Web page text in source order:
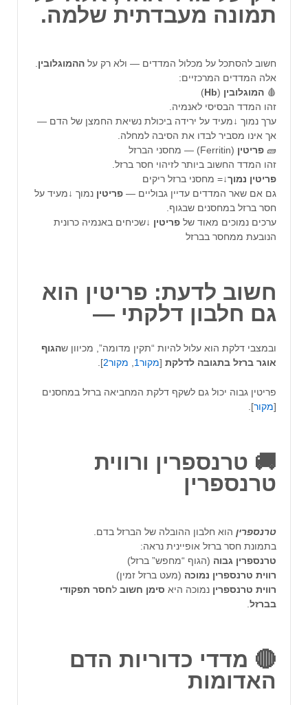
תמונה מעבדתית שלמה.
חשוב להסתכל על מכלול המדדים — ולא רק על ההמוגלובין.
אלה המדדים המרכזיים:
🩸 המוגלובין (
Hb
)
זהו המדד הבסיסי לאנמיה.
ערך נמוך ↓מעיד על ירידה ביכולת נשיאת החמצן של הדם —
אך אינו מסביר לבדו את הסיבה למחלה.
🧱 פריטין (Ferritin) — מחסני הברזל
זהו המדד החשוב ביותר לזיהוי חסר ברזל.
פריטין נמוך↓= מחסני ברזל ריקים
גם אם שאר המדדים עדיין גבוליים — פריטין נמוך ↓מעיד על
חסר ברזל במחסנים שבגוף.
ערכים נמוכים מאוד של פריטין ↓שכיחים באנמיה כרונית
הנובעת ממחסר בברזל
חשוב לדעת: פריטין הוא
גם חלבון דלקתי —
ובמצבי דלקת הוא עלול להיות “תקין מדומה”, מכיוון שהגוף
אוגר ברזל בתגובה לדלקת [מקור1 מקור2 ].
פריטין גבוה יכול גם לשקף דלקת המחביאה ברזל במחסנים
[מקור].
🚚 טרנספרין ורווית
טרנספרין
טרנספרין הוא חלבון ההובלה של הברזל בדם.
בתמונת חסר ברזל אופיינית נראה:
טרנספרין גבוה (הגוף “מחפש” ברזל)
רווית טרנספרין נמוכה (מעט ברזל זמין)
רווית טרנספרין נמוכה היא סימן חשוב לחסר תפקודי
בברזל
🔴 מדדי כדוריות הדם
האדומות